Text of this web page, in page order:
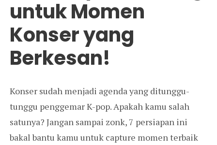
untuk Momen
Konser yang
Berkesan!
Konser sudah menjadi agenda yang ditunggu-
tunggu penggemar K-pop. Apakah kamu salah
satunya? Jangan sampai zonk, 7 persiapan ini
bakal bantu kamu untuk capture momen terbaik